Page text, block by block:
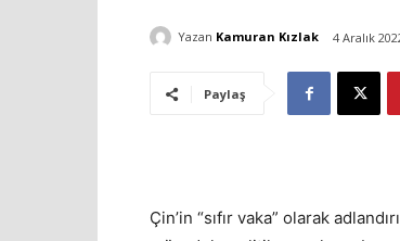
Yazan Kamuran Kızlak 4 Aralık
Paylaş
Çin’in “sıfır vaka” olarak